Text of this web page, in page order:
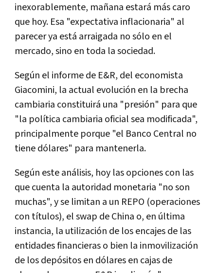
inexorablemente, mañana estará más caro
que hoy. Esa "expectativa inflacionaria" al
parecer ya está arraigada no sólo en el
mercado, sino en toda la sociedad.
Según el informe de E&R, del economista
Giacomini, la actual evolución en la brecha
cambiaria constituirá una "presión" para que
"la política cambiaria oficial sea modificada",
principalmente porque "el Banco Central no
tiene dólares" para mantenerla.
Según este análisis, hoy las opciones con las
que cuenta la autoridad monetaria "no son
muchas", y se limitan a un REPO (operaciones
con títulos), el swap de China o, en última
instancia, la utilización de los encajes de las
entidades financieras o bien la inmovilización
de los depósitos en dólares en cajas de